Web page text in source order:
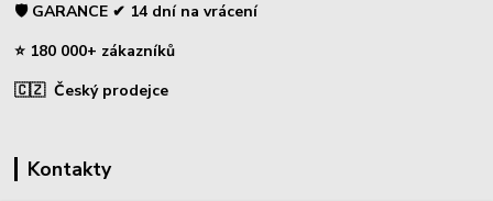
🛡️ GARANCE ✔ 14 dní na vrácení
⭐ 180 000+ zákazníků
🇨🇿 Český prodejce
Kontakty